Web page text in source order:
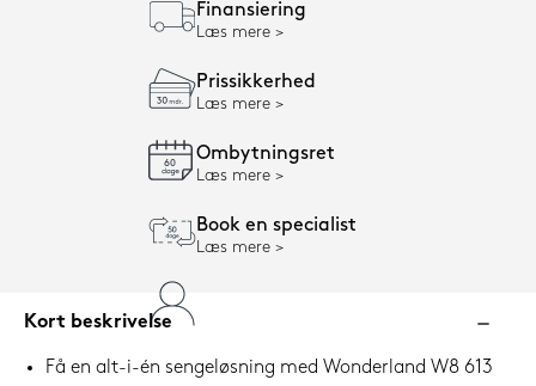
Finansiering
Læs mere
Prissikkerhed
Læs mere
Ombytningsret
Læs mere
Book en specialist
Læs mere
Kort beskrivelse
Få en alt-i-én sengeløsning med Wonderland W8 613